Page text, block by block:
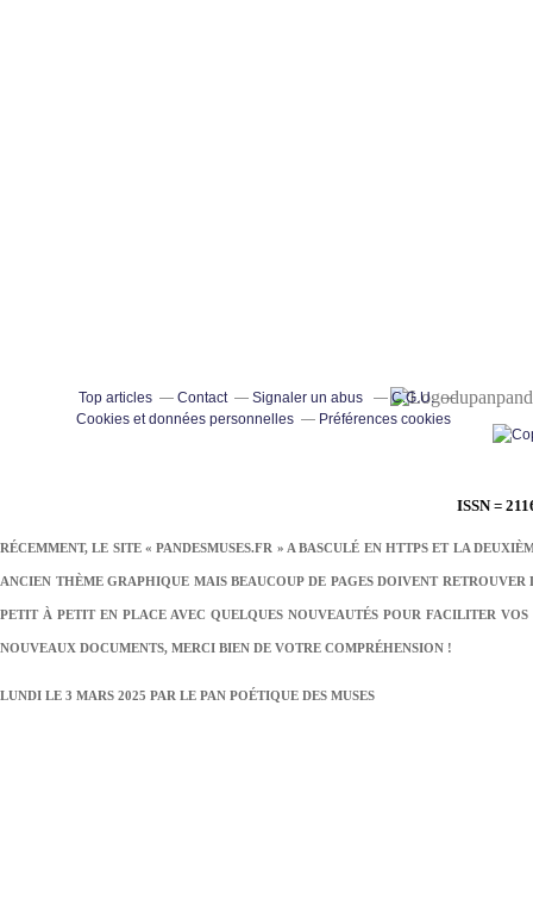
ISSN =
RÉCEMMENT, LE SITE « PANDESMUSES.FR » A BASCULÉ EN HTTPS ET LA
ANCIEN THÈME GRAPHIQUE MAIS BEAUCOUP DE PAGES DOIVENT
PETIT À PETIT EN PLACE AVEC QUELQUES NOUVEAUTÉS POUR FACILITER
NOUVEAUX DOCUMENTS, MERCI BIEN DE VOTRE COMPRÉHENSION !
LUNDI LE 3 MARS 2025 PAR LE PAN POÉTIQUE DES MUSES
Top articles Contact Signaler un abus
C.G.U.
Cookies et données personnelles
Préférences cookies